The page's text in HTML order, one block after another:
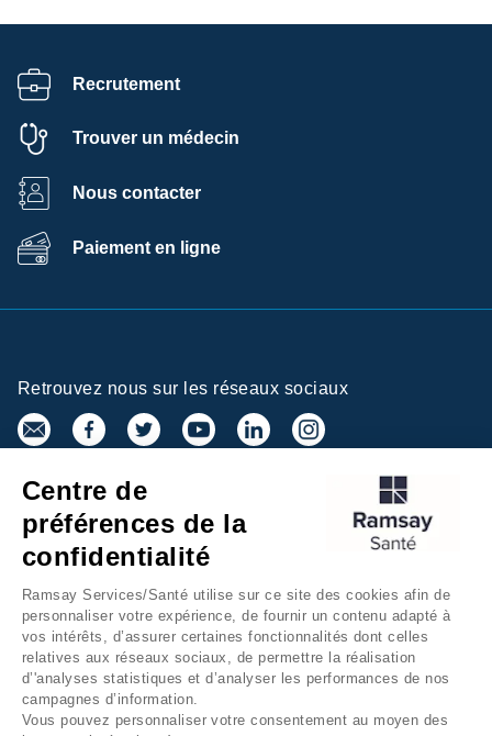
Recrutement
Trouver un médecin
Nous contacter
Paiement en ligne
Retrouvez nous sur les réseaux sociaux
Inscrivez-vous à la newsletter
Groupe Ramsay Santé
Centre de
préférences de la
confidentialité
Ramsay Services/Santé utilise sur ce site des cookies afin de
personnaliser votre expérience, de fournir un contenu adapté à
vos intérêts, d’assurer certaines fonctionnalités dont celles
relatives aux réseaux sociaux, de permettre la réalisation
d’'analyses statistiques et d’analyser les performances de nos
campagnes d’information.
Vous pouvez personnaliser votre consentement au moyen des